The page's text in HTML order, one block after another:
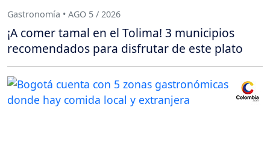
Gastronomía • AGO 5 / 2026
¡A comer tamal en el Tolima! 3 municipios
recomendados para disfrutar de este plato